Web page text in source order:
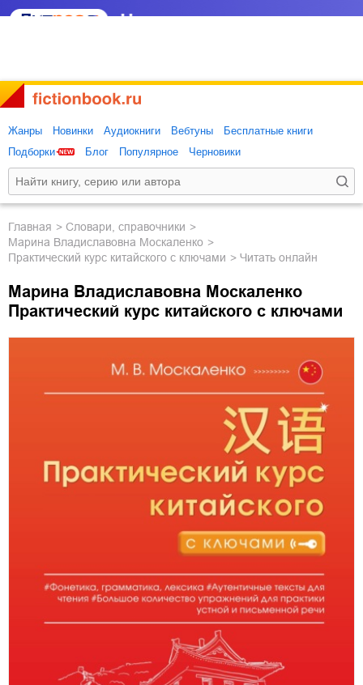
Жанры Новинки Аудиокниги Вебтуны
Бесплатные книги
Подборки
Блог Популярное Черновики
Главная
словари, справочники
Марина Владиславовна Москаленко
Практический курс китайского с ключами
Читать онлайн
Марина Владиславовна Москаленко
Практический курс китайского с ключами